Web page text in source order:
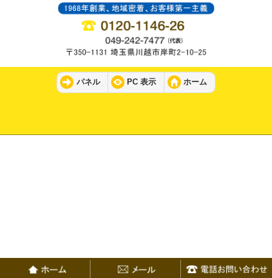
パネル PC 表示 ホーム